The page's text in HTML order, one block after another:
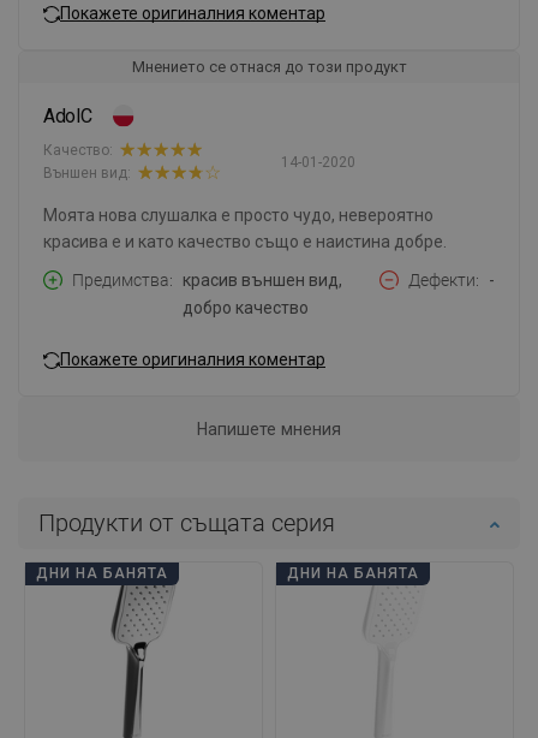
Покажете оригиналния коментар
Мнението се отнася до този продукт
AdolC
14-01-2020
Качество:
Външен вид:
Моята нова слушалка е просто чудо, невероятно
красива е и като качество също е наистина добре.
Предимства
красив външен вид,
добро качество
Дефекти -
Покажете оригиналния коментар
Напишете мнения
Продукти от същата серия
ДНИ НА БАНЯТА ДНИ НА БАНЯТА